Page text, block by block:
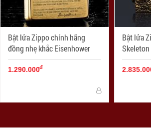
Bật lửa Zippo chính hãng
đồng nhẹ khắc Eisenhower
1.290.000đ
Bật lửa